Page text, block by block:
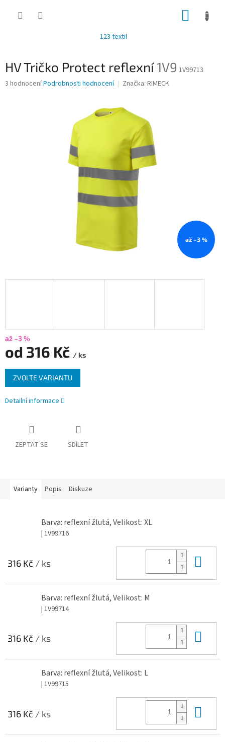
123 textil
HV Tričko Protect reflexní1V9 1V99713
Průměrné
3 hodnoceníPodrobnosti hodnocení Značka: RIMECK
až –3 %
až –3 %
od 316 Kč / ks
Měrná
cena:
ZVOLTE VARIANTU
Detailní informace
ZEPTAT SE SDÍLET
Varianty Popis Diskuze
Barva: reflexní žlutá, Velikost: XL
| 1V99716
316 Kč / ks
Barva: reflexní žlutá, Velikost: M
| 1V99714
316 Kč / ks
Barva: reflexní žlutá, Velikost: L
| 1V99715
316 Kč / ks